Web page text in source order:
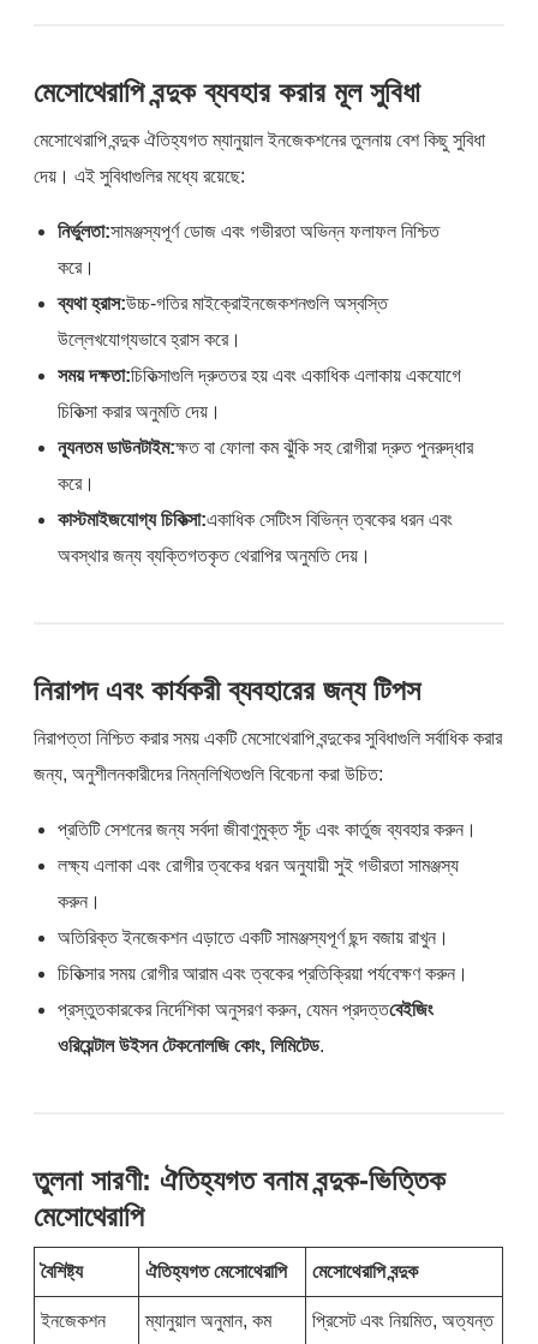
মেসোথেরাপি বন্দুক ব্যবহার করার মূল সুবিধা
মেসোথেরাপি বন্দুক ঐতিহ্যগত ম্যানুয়াল ইনজেকশনের তুলনায় বেশ কিছু সুবিধা
দেয়। এই সুবিধাগুলির মধ্যে রয়েছে:
নির্ভুলতা:সামঞ্জস্যপূর্ণ ডোজ এবং গভীরতা অভিন্ন ফলাফল নিশ্চিত
করে।
ব্যথা হ্রাস:উচ্চ-গতির মাইক্রোইনজেকশনগুলি অস্বস্তি
উল্লেখযোগ্যভাবে হ্রাস করে।
সময় দক্ষতা:চিকিত্সাগুলি দ্রুততর হয় এবং একাধিক এলাকায় একযোগে
চিকিত্সা করার অনুমতি দেয়।
ন্যূনতম ডাউনটাইম:ক্ষত বা ফোলা কম ঝুঁকি সহ রোগীরা দ্রুত পুনরুদ্ধার
করে।
কাস্টমাইজযোগ্য চিকিত্সা:একাধিক সেটিংস বিভিন্ন ত্বকের ধরন এবং
অবস্থার জন্য ব্যক্তিগতকৃত থেরাপির অনুমতি দেয়।
নিরাপদ এবং কার্যকরী ব্যবহারের জন্য টিপস
নিরাপত্তা নিশ্চিত করার সময় একটি মেসোথেরাপি বন্দুকের সুবিধাগুলি সর্বাধিক করার
জন্য, অনুশীলনকারীদের নিম্নলিখিতগুলি বিবেচনা করা উচিত:
প্রতিটি সেশনের জন্য সর্বদা জীবাণুমুক্ত সূঁচ এবং কার্তুজ ব্যবহার করুন।
লক্ষ্য এলাকা এবং রোগীর ত্বকের ধরন অনুযায়ী সুই গভীরতা সামঞ্জস্য
করুন।
অতিরিক্ত ইনজেকশন এড়াতে একটি সামঞ্জস্যপূর্ণ ছন্দ বজায় রাখুন।
চিকিত্সার সময় রোগীর আরাম এবং ত্বকের প্রতিক্রিয়া পর্যবেক্ষণ করুন।
প্রস্তুতকারকের নির্দেশিকা অনুসরণ করুন, যেমন প্রদত্তবেইজিং
ওরিয়েন্টাল উইসন টেকনোলজি কোং, লিমিটেড.
তুলনা সারণী: ঐতিহ্যগত বনাম বন্দুক-ভিত্তিক
মেসোথেরাপি
বৈশিষ্ট্য ঐতিহ্যগত মেসোথেরাপি মেসোথেরাপি বন্দুক
ইনজেকশন
ম্যানুয়াল অনুমান, কম
প্রিসেট এবং নিয়মিত, অত্যন্ত